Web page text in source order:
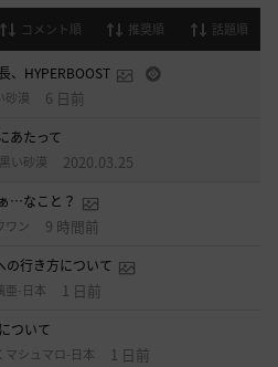
コメント順 推奨順 話題順
、HYPERBOOST
砂漠 6 日前
あたって
黒い砂漠 2020.03.25
…なこと？
ワン 9 時間前
の行き方について
亜-日本 1 日前
ついて
マシュマロ-日本 1 日前